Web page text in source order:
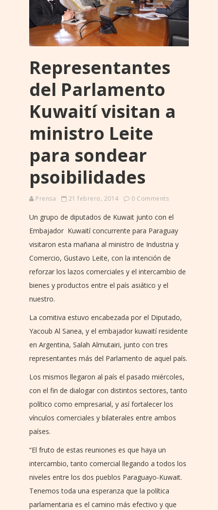
Representantes
del Parlamento
Kuwaití visitan a
ministro Leite
para sondear
psoibilidades
Prensa 21 febrero, 2014 0 Comments
Un grupo de diputados de Kuwait junto con el
Embajador Kuwaití concurrente para Paraguay
visitaron esta mañana al ministro de Industria y
Comercio, Gustavo Leite, con la intención de
reforzar los lazos comerciales y el intercambio de
bienes y productos entre el país asiático y el
nuestro.
La comitiva estuvo encabezada por el Diputado,
Yacoub Al Sanea, y el embajador kuwaití residente
en Argentina, Salah Almutairi, junto con tres
representantes más del Parlamento de aquel país.
Los mismos llegaron al país el pasado miércoles,
con el fin de dialogar con distintos sectores, tanto
político como empresarial, y así fortalecer los
vínculos comerciales y bilaterales entre ambos
países.
“El fruto de estas reuniones es que haya un
intercambio, tanto comercial llegando a todos los
niveles entre los dos pueblos Paraguayo-Kuwait.
Tenemos toda una esperanza que la política
parlamentaria es el camino más efectivo y que